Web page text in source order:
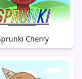
Cherry